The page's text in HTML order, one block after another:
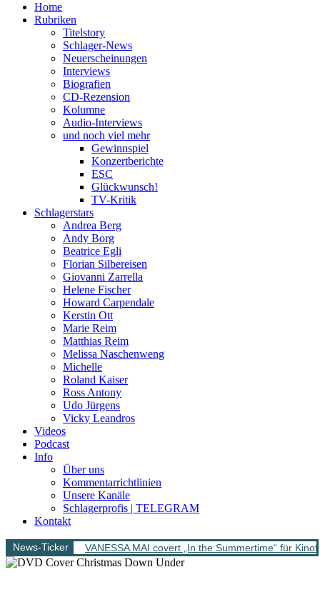
Home
Rubriken
Titelstory
Schlager-News
Neuerscheinungen
Interviews
Biografien
CD-Rezension
Kolumne
Audio-Interviews
und noch viel mehr
Gewinnspiel
Konzertberichte
ESC
Glückwunsch!
TV-Kritik
Schlagerstars
Andrea Berg
Andy Borg
Beatrice Egli
Florian Silbereisen
Giovanni Zarrella
Helene Fischer
Howard Carpendale
Kerstin Ott
Marie Reim
Matthias Reim
Melissa Naschenweng
Michelle
Roland Kaiser
Ross Antony
Udo Jürgens
Vicky Leandros
Videos
Podcast
Info
Über uns
Kommentarrichtlinien
Unsere Kanäle
Schlagerprofis | TELEGRAM
Kontakt
News-Ticker VANESSA MAI covert „In the Summertime“ für